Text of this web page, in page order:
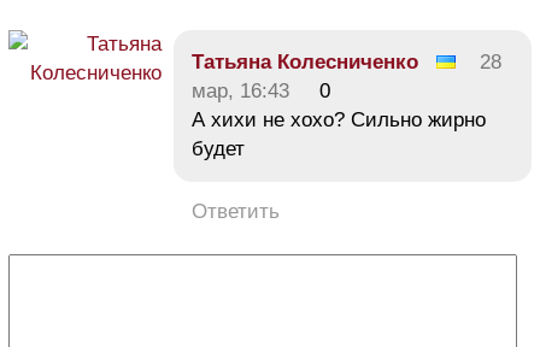
Татьяна Колесниченко
28
мар, 16:43
0
А хихи не хохо? Сильно жирно
будет
Ответить